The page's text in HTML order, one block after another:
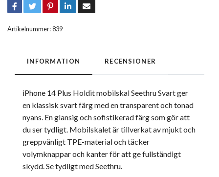
Artikelnummer:839
INFORMATION RECENSIONER
iPhone 14 Plus Holdit mobilskal Seethru Svart ger
en klassisk svart färg med en transparent och tonad
nyans. En glansig och sofistikerad färg som gör att
du ser tydligt. Mobilskalet är tillverkat av mjukt och
greppvänligt TPE-material och täcker
volymknappar och kanter för att ge fullständigt
skydd. Se tydligt med Seethru.